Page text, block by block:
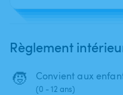
Règlement
🧒 Convient aux
(0 - 12 ans)